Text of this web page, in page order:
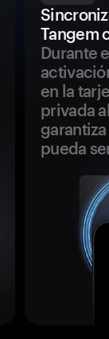
Tangem
Durante
en la
privada
pueda